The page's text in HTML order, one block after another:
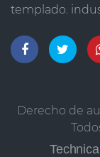
templado.
Derecho de